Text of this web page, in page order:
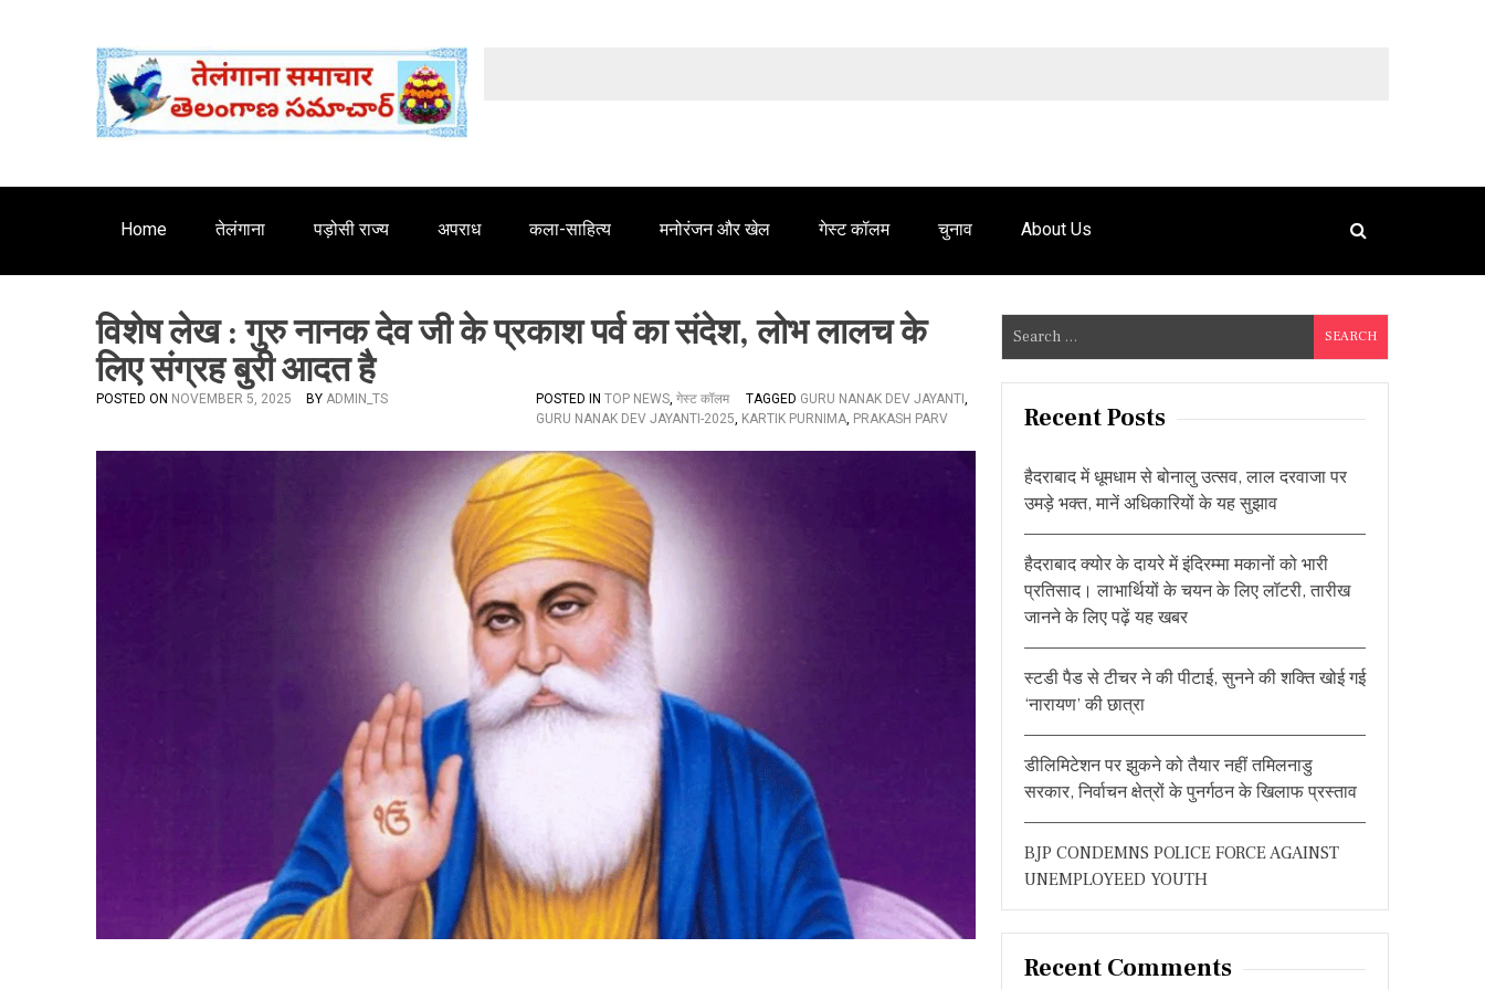
e
Home तेलंगाना पड़ोसी राज्य अपराध कला-साहित्य मनोरंजन और खेल गेस्ट कॉलम चुनाव About Us
विशेष लेख : गुरु नानक देव जी के प्रकाश पर्व का संदेश, लोभ लालच के
लिए संग्रह बुरी आदत है
POSTED ON NOVEMBER 5, 2025 BY ADMIN_TS POSTED IN TOP NEWS, गेस्ट कॉलम TAGGED GURU NANAK DEV JAYANTI ,
GURU NANAK DEV JAYANTI-2025, KARTIK PURNIMA, PRAKASH PARV
e
a
Recent Posts
हैदराबाद में धूमधाम से बोनालु उत्सव, लाल दरवाजा पर
उमड़े भक्त, मानें अधिकारियों के यह सुझाव
हैदराबाद क्योर के दायरे में इंदिरम्मा मकानों को भारी
प्रतिसाद। लाभार्थियों के चयन के लिए लॉटरी, तारीख
जानने के लिए पढ़ें यह खबर
स्टडी पैड से टीचर ने की पीटाई, सुनने की शक्ति खोई गई
‘नारायण’ की छात्रा
डीलिमिटेशन पर झुकने को तैयार नहीं तमिलनाडु
सरकार, निर्वाचन क्षेत्रों के पुनर्गठन के खिलाफ प्रस्ताव
BJP CONDEMNS POLICE FORCE AGAINST
UNEMPLOYEED YOUTH
Recent Comments